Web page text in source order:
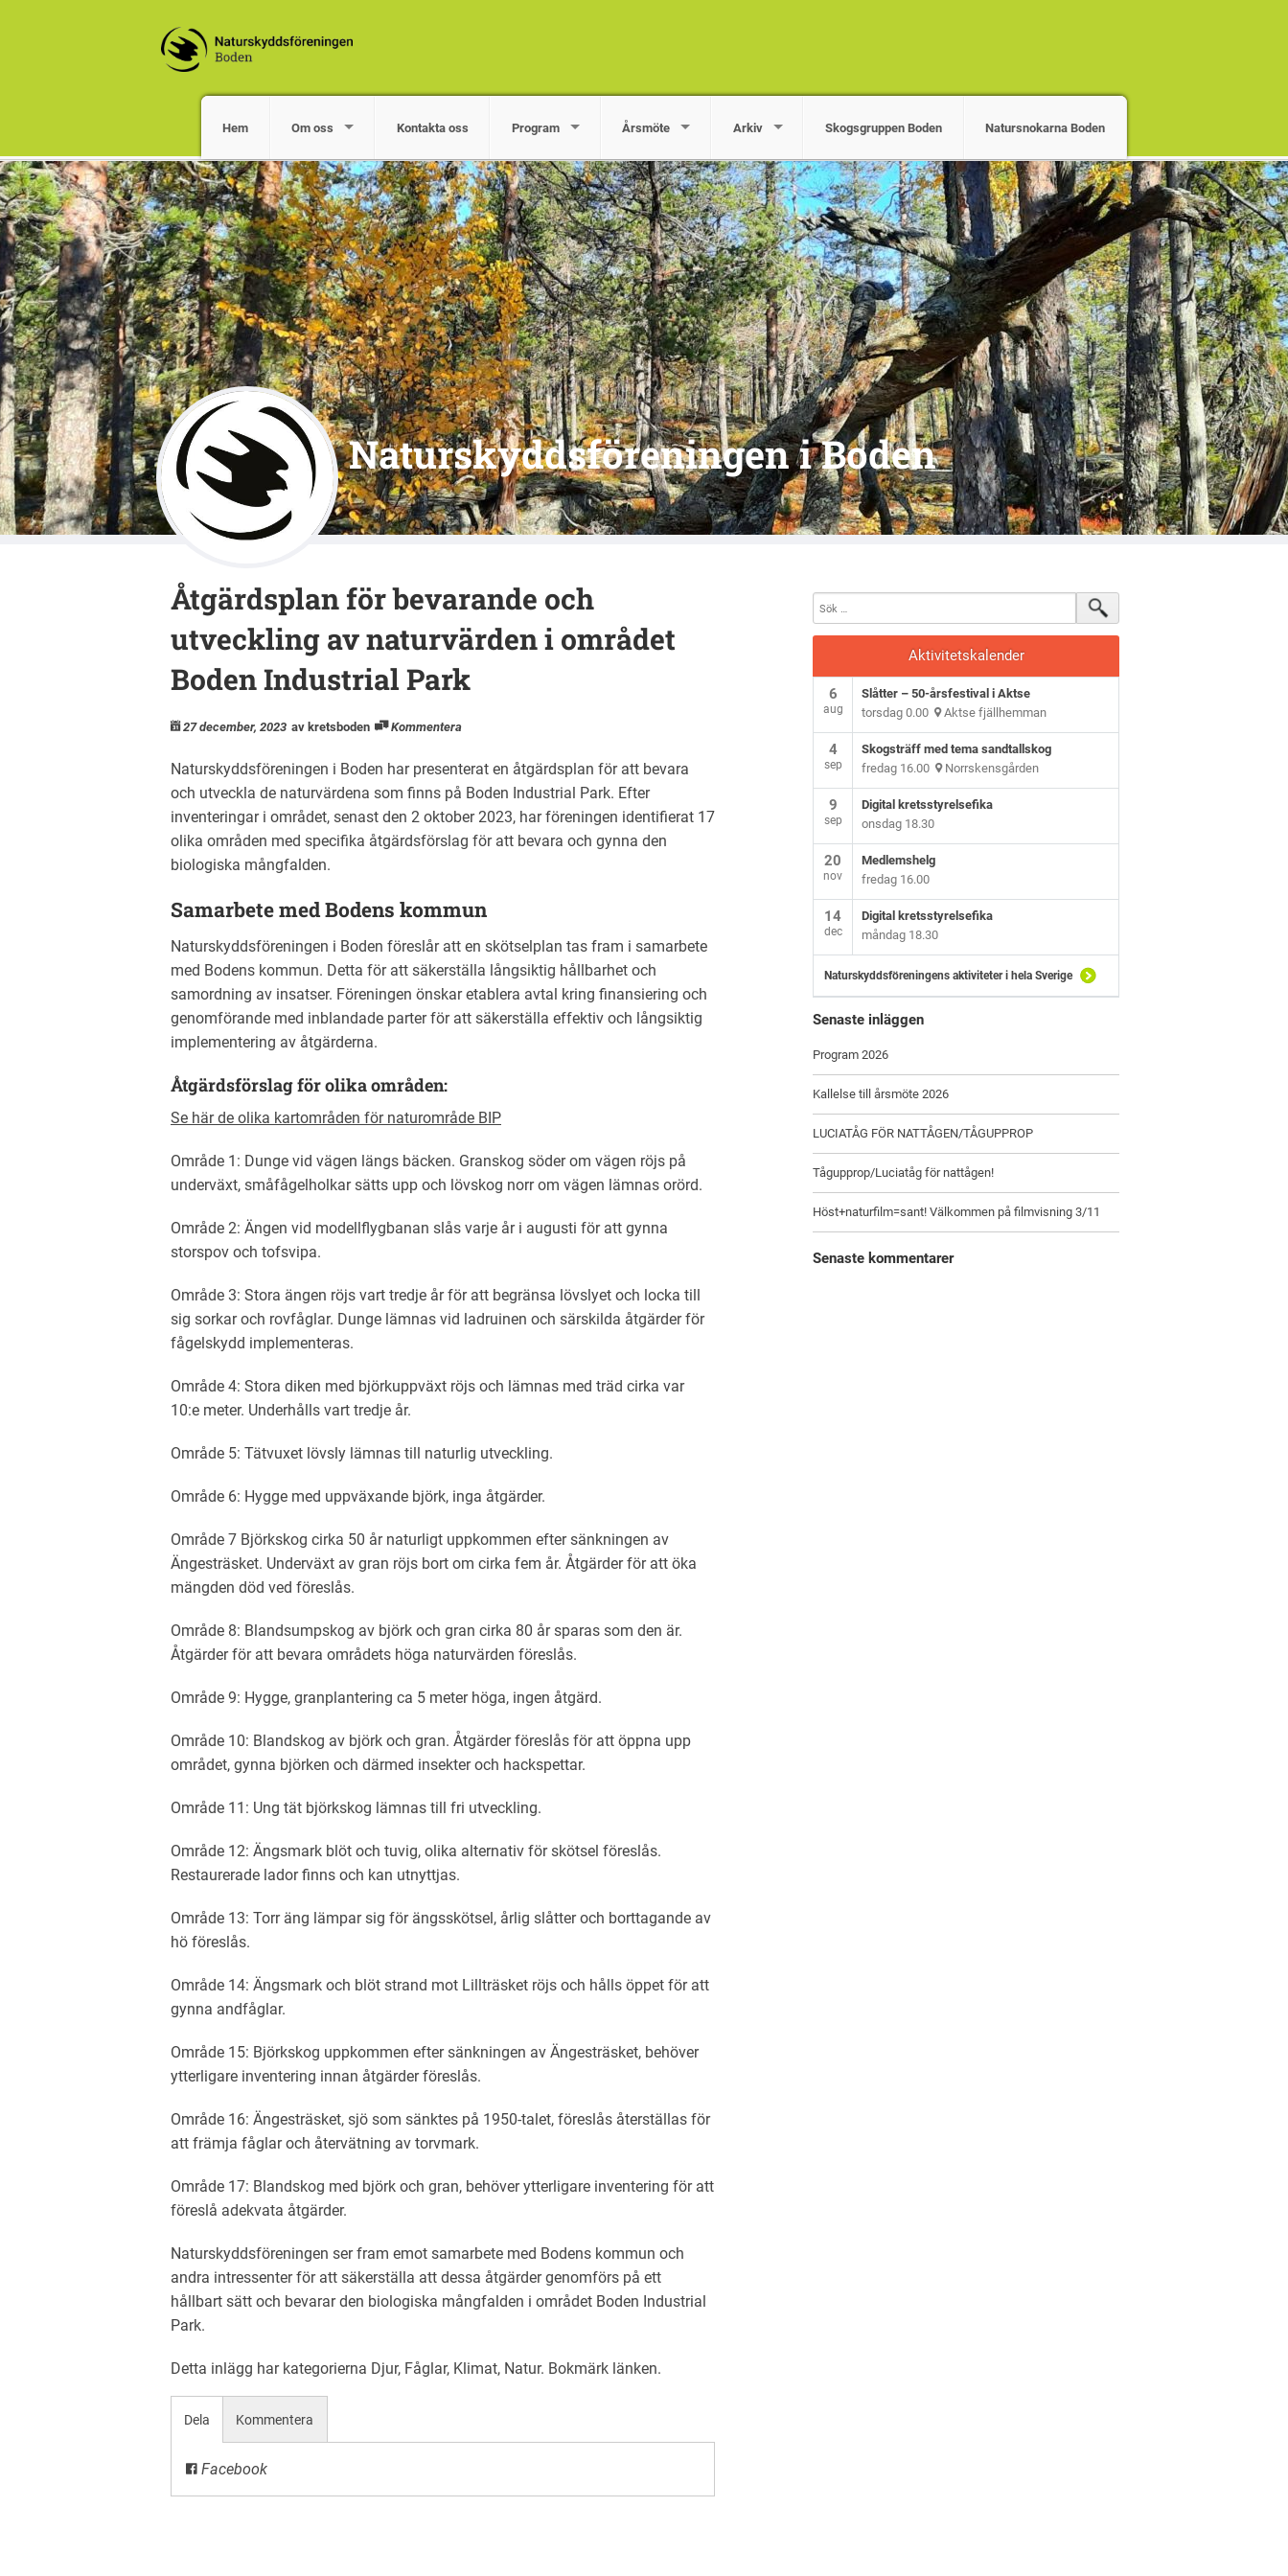
Hem Om oss Kontakta oss Program Årsmöte Arkiv Skogsgruppen Boden Natursnokarna Boden
Naturskyddsföreningen i Boden
Åtgärdsplan för bevarande och
utveckling av naturvärden i området
Boden Industrial Park
27 december, 2023 av kretsboden Kommentera
Naturskyddsföreningen i Boden har presenterat en åtgärdsplan för att bevara
och utveckla de naturvärdena som finns på Boden Industrial Park. Efter
inventeringar i området, senast den 2 oktober 2023, har föreningen identifierat 17
olika områden med specifika åtgärdsförslag för att bevara och gynna den
biologiska mångfalden.
Samarbete med Bodens kommun
Naturskyddsföreningen i Boden föreslår att en skötselplan tas fram i samarbete
med Bodens kommun. Detta för att säkerställa långsiktig hållbarhet och
samordning av insatser. Föreningen önskar etablera avtal kring finansiering och
genomförande med inblandade parter för att säkerställa effektiv och långsiktig
implementering av åtgärderna.
Åtgärdsförslag för olika områden:
Se här de olika kartområden för naturområde BIP
Område 1: Dunge vid vägen längs bäcken. Granskog söder om vägen röjs på
underväxt, småfågelholkar sätts upp och lövskog norr om vägen lämnas orörd.
Område 2: Ängen vid modellflygbanan slås varje år i augusti för att gynna
storspov och tofsvipa.
Område 3: Stora ängen röjs vart tredje år för att begränsa lövslyet och locka till
sig sorkar och rovfåglar. Dunge lämnas vid ladruinen och särskilda åtgärder för
fågelskydd implementeras.
Område 4: Stora diken med björkuppväxt röjs och lämnas med träd cirka var
10:e meter. Underhålls vart tredje år.
Område 5: Tätvuxet lövsly lämnas till naturlig utveckling.
Område 6: Hygge med uppväxande björk, inga åtgärder.
Område 7 Björkskog cirka 50 år naturligt uppkommen efter sänkningen av
Ängesträsket. Underväxt av gran röjs bort om cirka fem år. Åtgärder för att öka
mängden död ved föreslås.
Område 8: Blandsumpskog av björk och gran cirka 80 år sparas som den är.
Åtgärder för att bevara områdets höga naturvärden föreslås.
Område 9: Hygge, granplantering ca 5 meter höga, ingen åtgärd.
Område 10: Blandskog av björk och gran. Åtgärder föreslås för att öppna upp
området, gynna björken och därmed insekter och hackspettar.
Område 11: Ung tät björkskog lämnas till fri utveckling.
Område 12: Ängsmark blöt och tuvig, olika alternativ för skötsel föreslås.
Restaurerade lador finns och kan utnyttjas.
Område 13: Torr äng lämpar sig för ängsskötsel, årlig slåtter och borttagande av
hö föreslås.
Område 14: Ängsmark och blöt strand mot Lillträsket röjs och hålls öppet för att
gynna andfåglar.
Område 15: Björkskog uppkommen efter sänkningen av Ängesträsket, behöver
ytterligare inventering innan åtgärder föreslås.
Område 16: Ängesträsket, sjö som sänktes på 1950-talet, föreslås återställas för
att främja fåglar och återvätning av torvmark.
Område 17: Blandskog med björk och gran, behöver ytterligare inventering för att
föreslå adekvata åtgärder.
Naturskyddsföreningen ser fram emot samarbete med Bodens kommun och
andra intressenter för att säkerställa att dessa åtgärder genomförs på ett
hållbart sätt och bevarar den biologiska mångfalden i området Boden Industrial
Park.
Detta inlägg har kategorierna Djur, Fåglar, Klimat, Natur. Bokmärk länken.
Dela
Facebook
Kommentera
Aktivitetskalender
6
aug
Slåtter – 50-årsfestival i Aktse
torsdag 0.00 Aktse fjällhemman
4
sep
Skogsträff med tema sandtallskog
fredag 16.00 Norrskensgården
9
sep
Digital kretsstyrelsefika
onsdag 18.30
20
nov
Medlemshelg
fredag 16.00
14
dec
Digital kretsstyrelsefika
måndag 18.30
Naturskyddsföreningens aktiviteter i hela Sverige
Senaste inläggen
Program 2026
Kallelse till årsmöte 2026
LUCIATÅG FÖR NATTÅGEN/TÅGUPPROP
Tågupprop/Luciatåg för nattågen!
Höst+naturfilm=sant! Välkommen på filmvisning 3/11
Senaste kommentarer